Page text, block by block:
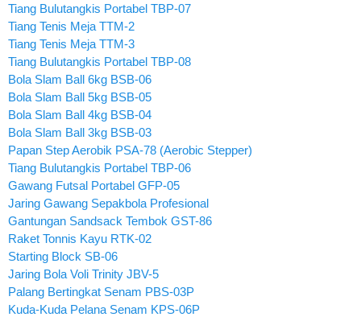
Tiang Bulutangkis Portabel TBP-07
Tiang Tenis Meja TTM-2
Tiang Tenis Meja TTM-3
Tiang Bulutangkis Portabel TBP-08
Bola Slam Ball 6kg BSB-06
Bola Slam Ball 5kg BSB-05
Bola Slam Ball 4kg BSB-04
Bola Slam Ball 3kg BSB-03
Papan Step Aerobik PSA-78 (Aerobic Stepper)
Tiang Bulutangkis Portabel TBP-06
Gawang Futsal Portabel GFP-05
Jaring Gawang Sepakbola Profesional
Gantungan Sandsack Tembok GST-86
Raket Tonnis Kayu RTK-02
Starting Block SB-06
Jaring Bola Voli Trinity JBV-5
Palang Bertingkat Senam PBS-03P
Kuda-Kuda Pelana Senam KPS-06P